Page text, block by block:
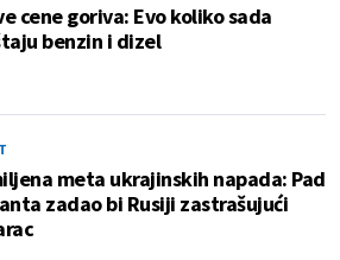
cene goriva: Evo koliko sada
benzin i dizel
meta ukrajinskih napada: Pad
zadao bi Rusiji zastrašujući